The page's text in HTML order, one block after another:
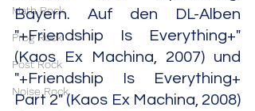
Math Rock
Prog Rock
Post Rock
Noise Rock
Bayern. Auf den DL-Alben
"+Friendship Is Everything+"
(Kaos Ex Machina, 2007) und
"+Friendship Is Everything+
Part 2" (Kaos Ex Machina, 2008)